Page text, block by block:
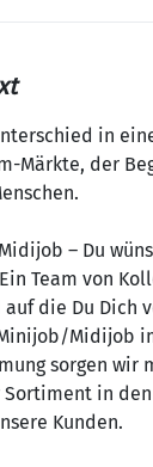
in
Märkte, der
– Du
Team von
die Du Dich
Midijob
sorgen wir
Sortiment in
Kunden.